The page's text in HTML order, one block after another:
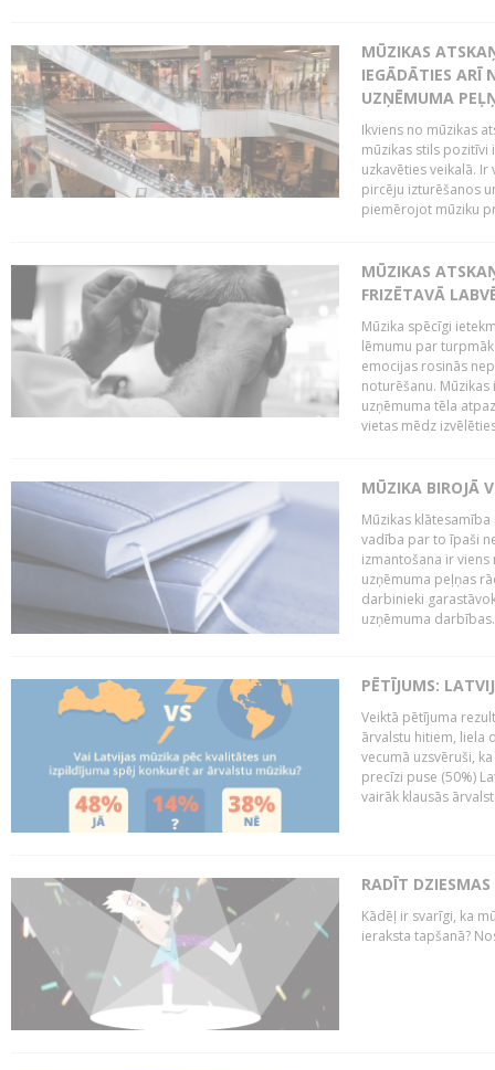
MŪZIKAS
IEGĀDĀTIES ARĪ
UZŅĒMUMA
Ikviens no mūzikas
mūzikas stils pozitīvi
uzkavēties veikalā.
pircēju izturēšanos
piemērojot mūziku
MŪZIKAS
FRIZĒTAVĀ
Mūzika spēcīgi
lēmumu par
emocijas rosinās
noturēšanu.
uzņēmuma tēla
vietas mēdz
MŪZIKA BIROJĀ
Mūzikas
vadība par to īpaši
izmantošana ir
uzņēmuma peļņas
darbinieki
uzņēmuma
PĒTĪJUMS:
Veiktā pētījuma
ārvalstu hitiem, liela
vecumā uzsvēruši,
precīzi puse (50%)
vairāk klausās
RADĪT
Kādēļ ir svarīgi, ka
ieraksta tapšanā?